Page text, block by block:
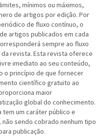
mínimos ou máximos,
de artigos por edição. Por
de fluxo contínuo, o
artigos publicados em cada
sempre ao fluxo
revista. Esta revista oferece
imediato ao seu conteúdo,
o princípio de que fornecer
científico gratuito ao
maior
global do conhecimento.
tem um caráter público e
sendo cobrado nenhum tipo
publicação.